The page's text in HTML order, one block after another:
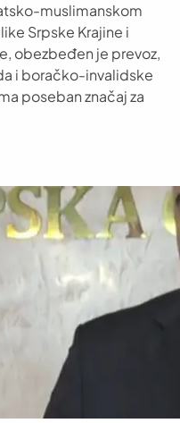
muslimanskom
Srpske Krajine i
obezbeđen je prevoz,
i boračko-invalidske
poseban značaj za